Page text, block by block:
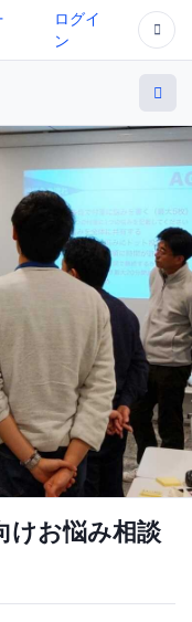
ログイ
ン
けお悩み相談